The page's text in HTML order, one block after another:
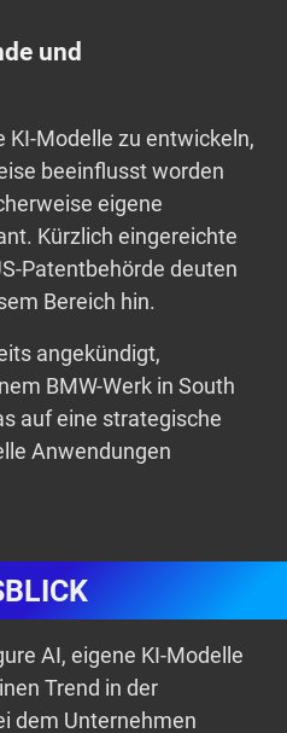
und
KI-Modelle zu entwickeln,
beeinflusst worden
eigene
Kürzlich eingereichte
Patentbehörde deuten
Bereich hin.
angekündigt,
BMW-Werk in South
auf eine strategische
Anwendungen
AI, eigene KI-Modelle
Trend in der
dem Unternehmen